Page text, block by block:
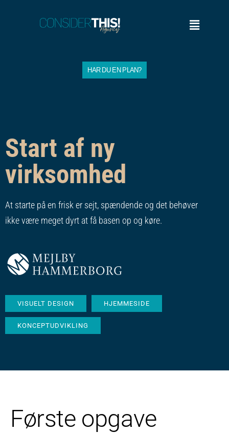
HAR DU EN PLAN?
Start af ny
virksomhed
At starte på en frisk er sejt, spændende og det behøver
ikke være meget dyrt at få basen op og køre.
VISUELT DESIGN HJEMMESIDE
KONCEPTUDVIKLING
Første opgave